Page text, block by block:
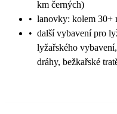
km černých)
• lanovky: kolem 30+
• další vybavení pro
lyžařského
dráhy, bežkařské